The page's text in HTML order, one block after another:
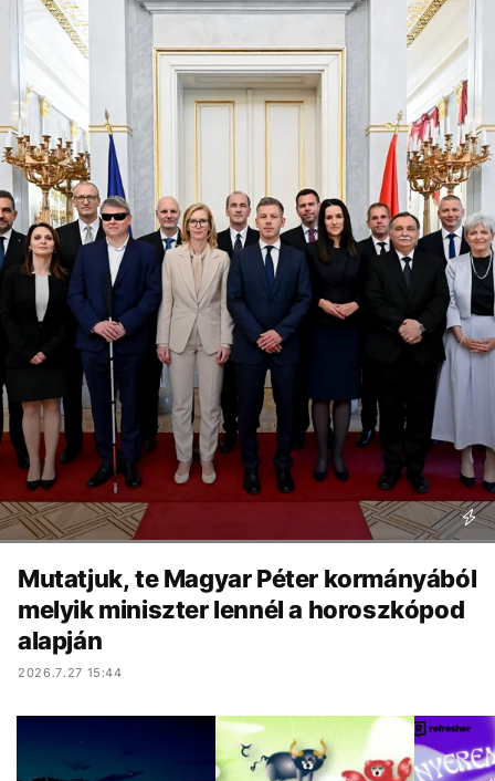
Mutatjuk, te Magyar Péter kormányából
melyik miniszter lennél a horoszkópod
alapján
2026.7.27 15:44